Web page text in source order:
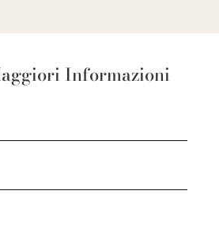
Informazioni